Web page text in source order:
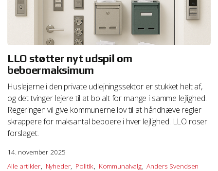
LLO støtter nyt udspil om
beboermaksimum
Huslejerne i den private udlejningssektor er stukket helt af,
og det tvinger lejere til at bo alt for mange i samme lejlighed.
Regeringen vil give kommunerne lov til at håndhæve regler
skrappere for maksantal beboere i hver lejlighed. LLO roser
forslaget.
14. november 2025
Alle artikler
Nyheder Politik Kommunalvalg Anders Svendsen